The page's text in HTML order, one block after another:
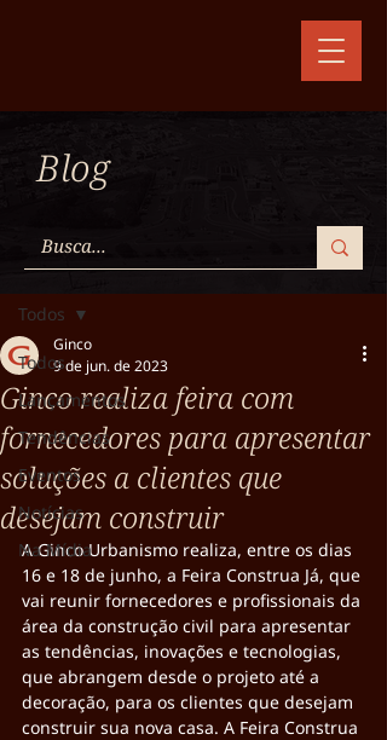
Post
Todos
Lançamentos
Tendências
Eventos
Notícias
Na Mídia
Todos
Ginco realiza feira com
fornecedores para apresentar
soluções a clientes que
desejam construir
Ginco
9 de jun. de 2023
A Ginco Urbanismo realiza, entre os dias
16 e 18 de junho, a Feira Construa Já, que
vai reunir fornecedores e profissionais da
área da construção civil para apresentar
as tendências, inovações e tecnologias,
que abrangem desde o projeto até a
decoração, para os clientes que desejam
construir sua nova casa. A Feira Construa
Blog